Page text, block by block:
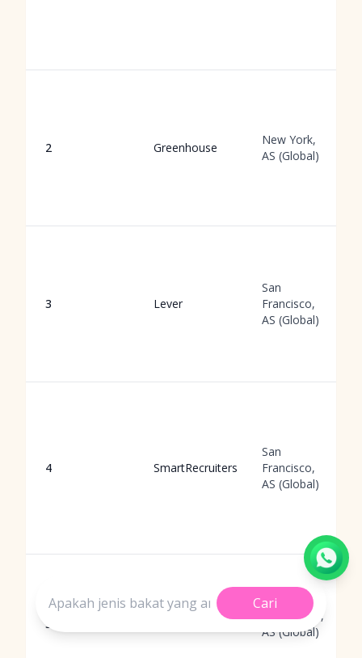
2 Greenhouse
New York,
AS (Global)
3 Lever
San
Francisco,
AS (Global)
4 SmartRecruiters
San
Francisco,
AS (Global)
5
Pleasanton,
AS (Global)
Cari